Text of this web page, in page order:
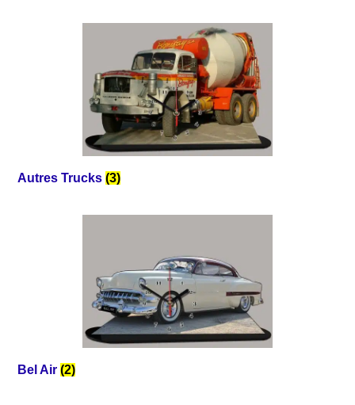
Autres Trucks (3)
Bel Air (2)